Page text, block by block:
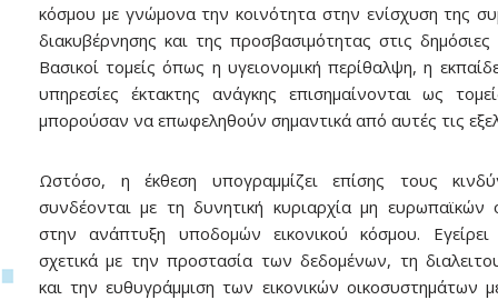
κόσμου με γνώμονα την κοινότητα στην ενίσχυση της
διακυβέρνησης και της προσβασιμότητας στις δημόσιες
Βασικοί τομείς όπως η υγειονομική περίθαλψη, η
υπηρεσίες έκτακτης ανάγκης επισημαίνονται ως
μπορούσαν να επωφεληθούν σημαντικά από αυτές τις
Ωστόσο, η έκθεση υπογραμμίζει επίσης τους
συνδέονται με τη δυνητική κυριαρχία μη ευρωπαϊκών
στην ανάπτυξη υποδομών εικονικού κόσμου. Εγείρει
σχετικά με την προστασία των δεδομένων, τη
και την ευθυγράμμιση των εικονικών οικοσυστημάτων